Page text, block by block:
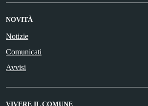
NOVITÀ
Notizie
Comunicati
Avvisi
VIVERE IL COMUNE